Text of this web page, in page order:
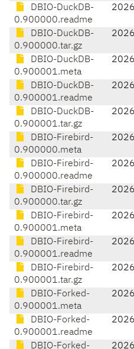
DBIO-DuckDB-
0.900000.readme
DBIO-DuckDB-
0.900000.tar.gz
DBIO-DuckDB-
0.900001.meta
DBIO-DuckDB-
0.900001.readme
DBIO-DuckDB-
0.900001.tar.gz
DBIO-Firebird-
0.900000.meta
DBIO-Firebird-
0.900000.readme
DBIO-Firebird-
0.900000.tar.gz
DBIO-Firebird-
0.900001.meta
DBIO-Firebird-
0.900001.readme
DBIO-Firebird-
0.900001.tar.gz
DBIO-Forked-
0.900001.meta
DBIO-Forked-
0.900001.readme
DBIO-Forked-